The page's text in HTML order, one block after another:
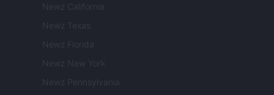
Newz California
Newz Texas
Newz Florida
Newz New York
Newz Pennsylvania